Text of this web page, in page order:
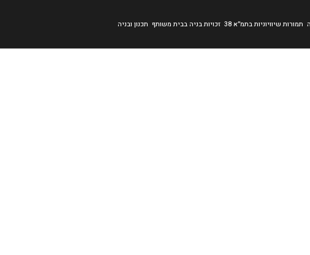
תמורות שיוויוניות בתמ״א 38 זכויות בניה בבית משותף תכנון ובניה